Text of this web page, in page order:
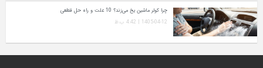
چرا کولر ماشین یخ می‌زند؟ 10 علت و راه‌ حل قطعی
1405-04-12 | 4:42 ب.ظ